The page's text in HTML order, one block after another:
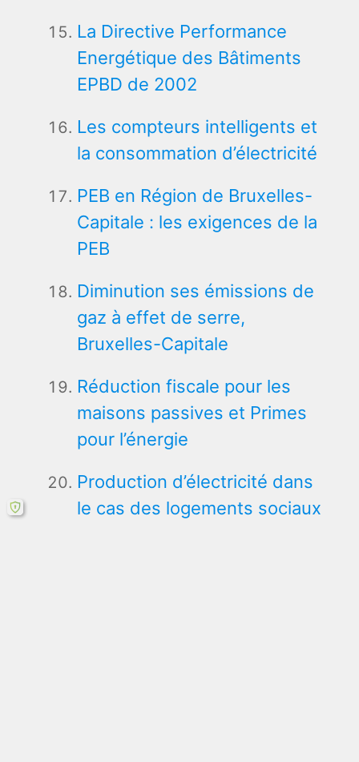
La Directive Performance
Energétique des Bâtiments
EPBD de 2002
Les compteurs intelligents et
la consommation d’électricité
PEB en Région de Bruxelles-
Capitale : les exigences de la
PEB
Diminution ses émissions de
gaz à effet de serre,
Bruxelles-Capitale
Réduction fiscale pour les
maisons passives et Primes
pour l’énergie
Production d’électricité dans
le cas des logements sociaux